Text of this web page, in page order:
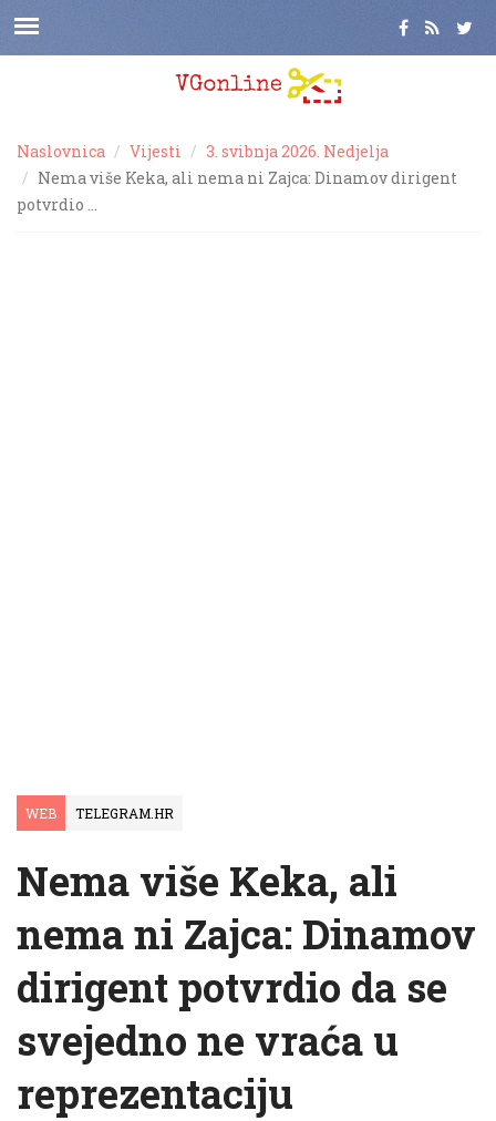
Naslovnica Vijesti
3. svibnja 2026. Nedjelja
Nema više Keka, ali nema ni Zajca: Dinamov dirigent
potvrdio …
WEB TELEGRAM.HR
Nema više Keka, ali
nema ni Zajca: Dinamov
dirigent potvrdio da se
svejedno ne vraća u
reprezentaciju